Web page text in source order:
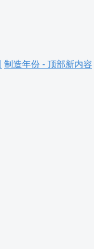
制造年份 - 顶部新内容